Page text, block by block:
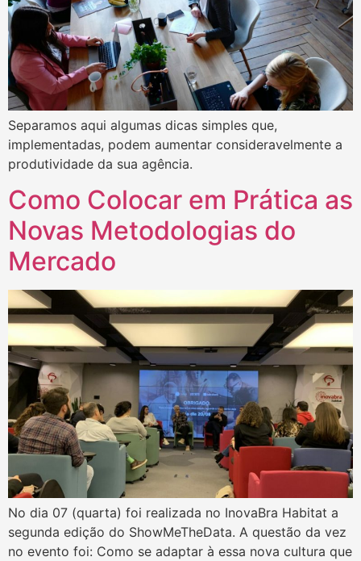
Separamos aqui algumas dicas simples que,
implementadas, podem aumentar consideravelmente a
produtividade da sua agência.
Como Colocar em Prática as
Novas Metodologias do
Mercado
No dia 07 (quarta) foi realizada no InovaBra Habitat a
segunda edição do ShowMeTheData. A questão da vez
no evento foi: Como se adaptar à essa nova cultura que